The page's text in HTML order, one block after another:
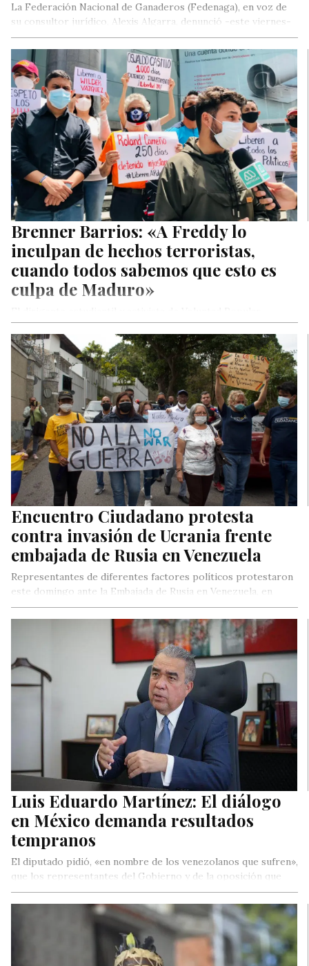
La Federación Nacional de Ganaderos (Fedenaga), en voz de
su consultor jurídico, Alexis Algarra, denunció -este viernes-
que, entre los…
Brenner Barrios: «A Freddy lo
inculpan de hechos terroristas,
cuando todos sabemos que esto es
culpa de Maduro»
Brenner Barrios, repudió los hechos de violencia de los que
fueron víctimas…
Encuentro Ciudadano protesta
contra invasión de Ucrania frente
embajada de Rusia en Venezuela
Representantes de diferentes factores políticos protestaron
este domingo ante la Embajada de Rusia en Venezuela, en
rechazo a los crímenes…
Luis Eduardo Martínez: El diálogo
en México demanda resultados
tempranos
El diputado pidió, «en nombre de los venezolanos que sufren»,
que los representantes del Gobierno y de la oposición que
dialogan en México «se empeñen en el levantamiento de las
sanciones extranjeras y en la libertad de los presos de